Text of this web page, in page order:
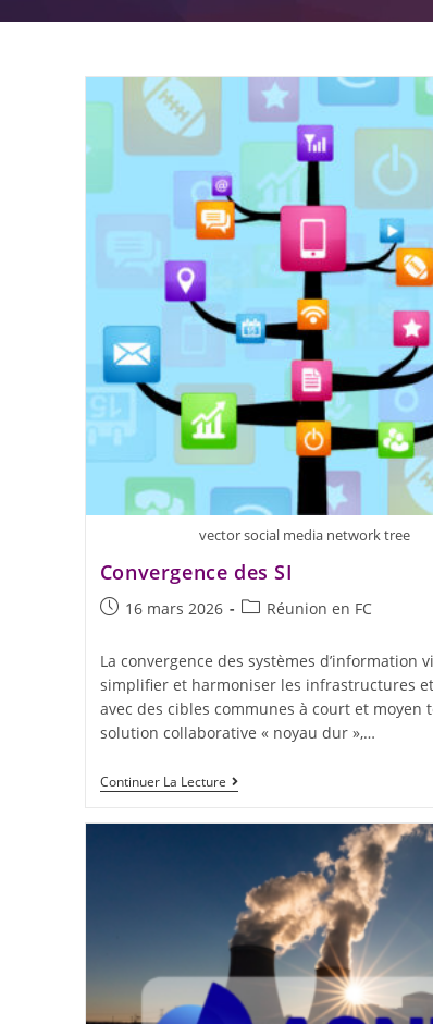
vector social media network tree
Convergence des SI
16 mars 2026 Réunion en FC
La convergence des systèmes d’information
simplifier et harmoniser les infrastructures
avec des cibles communes à court et moyen
solution collaborative « noyau dur »,…
Continuer La Lecture